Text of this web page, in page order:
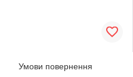
Умови повернення